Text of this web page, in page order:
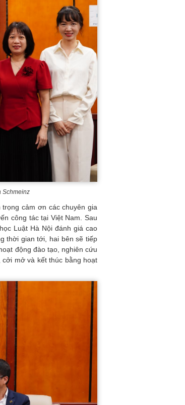
Schmeinz
cảm ơn các chuyên gia
công tác tại Việt Nam. Sau
Luật Hà Nội đánh giá cao
thời gian tới, hai bên sẽ tiếp
động đào tạo, nghiên cứu
mở và kết thúc bằng hoạt